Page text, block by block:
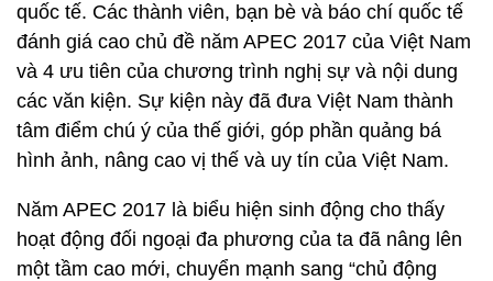
quốc tế. Các thành viên, bạn bè và báo chí quốc tế
đánh giá cao chủ đề năm APEC 2017 của Việt Nam
và 4 ưu tiên của chương trình nghị sự và nội dung
các văn kiện. Sự kiện này đã đưa Việt Nam thành
tâm điểm chú ý của thế giới, góp phần quảng bá
hình ảnh, nâng cao vị thế và uy tín của Việt Nam.
Năm APEC 2017 là biểu hiện sinh động cho thấy
hoạt động đối ngoại đa phương của ta đã nâng lên
một tầm cao mới, chuyển mạnh sang “chủ động